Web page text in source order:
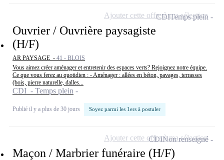
Ouvrier / Ouvrière paysagiste
(H/F)
AR PAYSAGE - 41 - BLOIS
Vous aimez créer aménager et entretenir des espaces verts? Rejoignez notre équipe.
Ce que vous ferez au quotidien : - Aménager : allées en béton, pavages, terrasses
(bois, pierre naturelle, dalles...
CDI - Temps plein
Publié il y a plus de 30 jours Soyez parmi les 1ers à postuler
CDITemps plein
Ajouter cette offre à ma sélection
Maçon / Marbrier funéraire (H/F)
CDINon renseigné
Ajouter cette offre à ma sélection